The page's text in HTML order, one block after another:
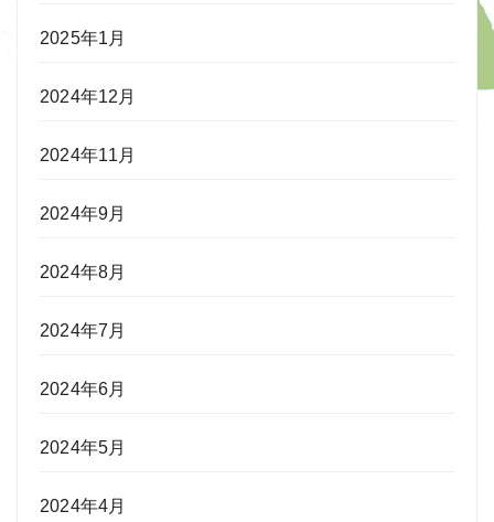
2025年1月
2024年12月
2024年11月
2024年9月
2024年8月
2024年7月
2024年6月
2024年5月
2024年4月